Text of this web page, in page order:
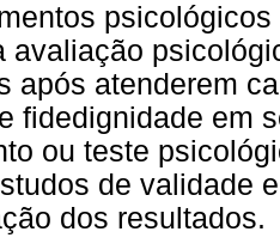
avaliação
após atenderem
fidedignidade em
ou teste
de validade
dos resultados.